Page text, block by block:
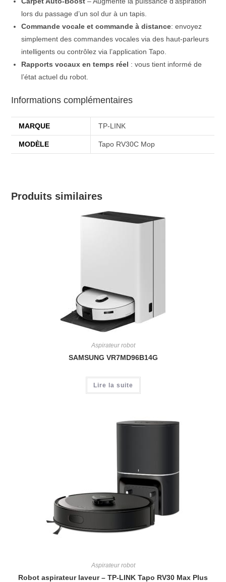
lors du passage d’un sol dur à un tapis.
Commande vocale et commande à distance: envoyez
simplement des commandes vocales via des haut-parleurs
intelligents ou contrôlez via l’application Tapo.
Rapports vocaux en temps réel : vous tient informé de
l’état actuel du robot.
Informations complémentaires
MARQUE TP-LINK
MODÈLE Tapo RV30C Mop
Produits similaires
Aspirateur robot
SAMSUNG VR7MD96B14G
Lire la suite
Aspirateur robot
Robot aspirateur laveur – TP-LINK Tapo RV30 Max Plus